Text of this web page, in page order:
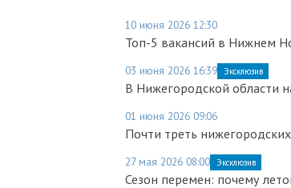
10 июня 2026 12:30
Топ-5 вакансий в Нижнем
03 июня 2026 16:39 Эксклюзив
В Нижегородской области
01 июня 2026 09:06
Почти треть
27 мая 2026 08:00 Эксклюзив
Сезон перемен: почему